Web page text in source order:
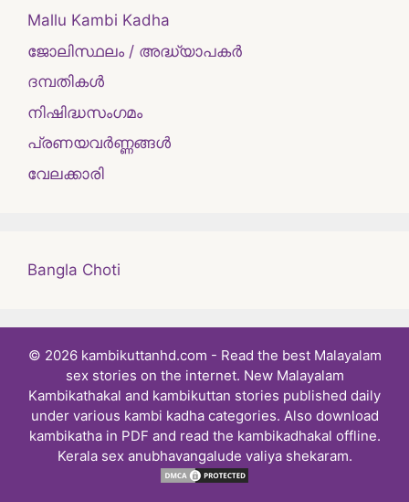
Mallu Kambi Kadha
ജോലിസ്ഥലം / അദ്ധ്യാപകർ
ദമ്പതികള്‍
നിഷിദ്ധസംഗമം
പ്രണയവർണ്ണങ്ങൾ
വേലക്കാരി
Bangla Choti
© 2026 kambikuttanhd.com - Read the best Malayalam
sex stories on the internet. New Malayalam
Kambikathakal and kambikuttan stories published daily
under various kambi kadha categories. Also download
kambikatha in PDF and read the kambikadhakal offline.
Kerala sex anubhavangalude valiya shekaram.